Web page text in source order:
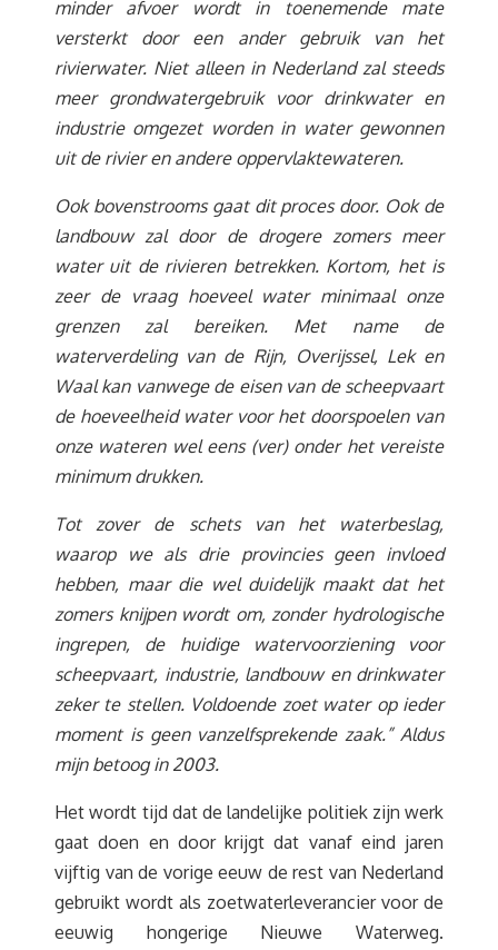
minder afvoer wordt in toenemende mate
versterkt door een ander gebruik van het
rivierwater. Niet alleen in Nederland zal steeds
meer grondwatergebruik voor drinkwater en
industrie omgezet worden in water gewonnen
uit de rivier en andere oppervlaktewateren.
Ook bovenstrooms gaat dit proces door. Ook de
landbouw zal door de drogere zomers meer
water uit de rivieren betrekken. Kortom, het is
zeer de vraag hoeveel water minimaal onze
grenzen zal bereiken. Met name de
waterverdeling van de Rijn, Overijssel, Lek en
Waal kan vanwege de eisen van de scheepvaart
de hoeveelheid water voor het doorspoelen van
onze wateren wel eens (ver) onder het vereiste
minimum drukken.
Tot zover de schets van het waterbeslag,
waarop we als drie provincies geen invloed
hebben, maar die wel duidelijk maakt dat het
zomers knijpen wordt om, zonder hydrologische
ingrepen, de huidige watervoorziening voor
scheepvaart, industrie, landbouw en drinkwater
zeker te stellen. Voldoende zoet water op ieder
moment is geen vanzelfsprekende zaak.” Aldus
mijn betoog in 2003.
Het wordt tijd dat de landelijke politiek zijn werk
gaat doen en door krijgt dat vanaf eind jaren
vijftig van de vorige eeuw de rest van Nederland
gebruikt wordt als zoetwaterleverancier voor de
eeuwig hongerige Nieuwe Waterweg.